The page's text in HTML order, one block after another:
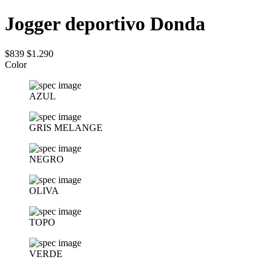
Jogger deportivo Donda
$839 $1.290
Color
AZUL
GRIS MELANGE
NEGRO
OLIVA
TOPO
VERDE